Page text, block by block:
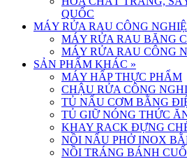
QUỐC
MÁY RỬA RAU CÔNG
MÁY RỬA RAU BĂNG
MÁY RỬA RAU CÔNG
SẢN PHẨM KHÁC »
MÁY HẤP THỰC PHẨM
CHẬU RỬA CÔNG
TỦ NẤU CƠM BẰNG
TỦ GIỮ NÓNG THỨC
KHAY RACK ĐỰNG
NỒI NẤU PHỞ INOX
NỒI TRÁNG BÁNH